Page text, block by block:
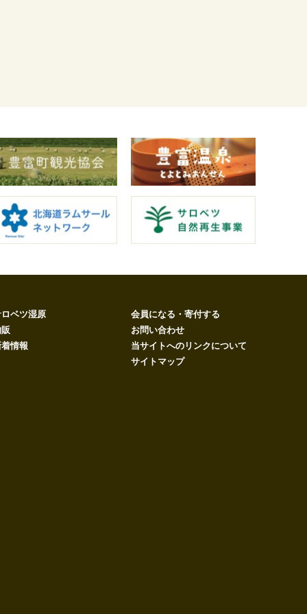
ベツ湿原
情報
会員になる・寄付する
お問い合わせ
当サイトへのリンクについて
サイトマップ